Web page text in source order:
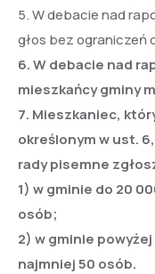
5. W debacie nad
głos bez ograniczeń
6. W debacie nad
mieszkańcy gminy
7. Mieszkaniec,
określonym w ust.
rady pisemne
1) w gminie do 20
osób;
2) w gminie
najmniej 50 osób.